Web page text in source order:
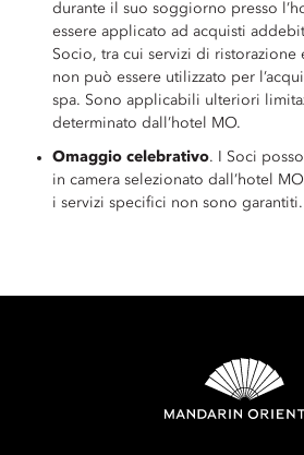
durante il suo soggiorno presso
essere applicato ad acquisti
Socio, tra cui servizi di ristorazione
non può essere utilizzato per
spa. Sono applicabili ulteriori
determinato dall’hotel MO.
Omaggio celebrativo. I Soci
in camera selezionato dall’hotel
i servizi specifici non sono garantiti.